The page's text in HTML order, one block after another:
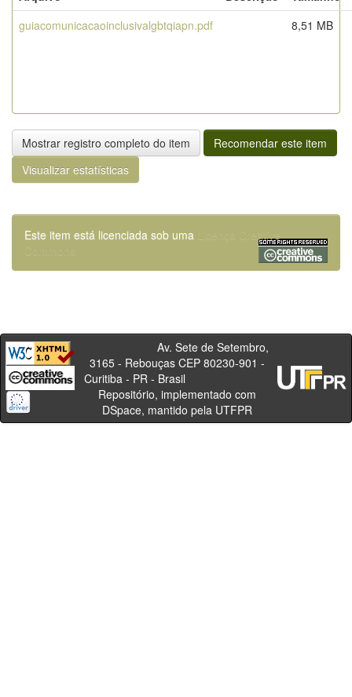
guiacomunicacaoinclusivalgbtqiapn.pdf
8,51 MB
Mostrar registro completo do item
Recomendar este item
Visualizar estatísticas
Este item está licenciada sob uma
Licença Creative
Commons
Av. Sete de Setembro,
3165 - Rebouças CEP 80230-901 -
Curitiba - PR - Brasil
Repositório, implementado com
DSpace, mantido pela UTFPR